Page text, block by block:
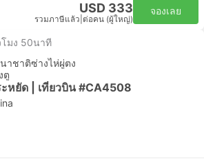
USD 333
รวมภาษีแล้ว ต่อคน (ผู้ใหญ่)
จองเลย
มง 50นาที
าชาติซ่างไห่ผู่ตง
ตู
หยัด | เที่ยวบิน #CA4508